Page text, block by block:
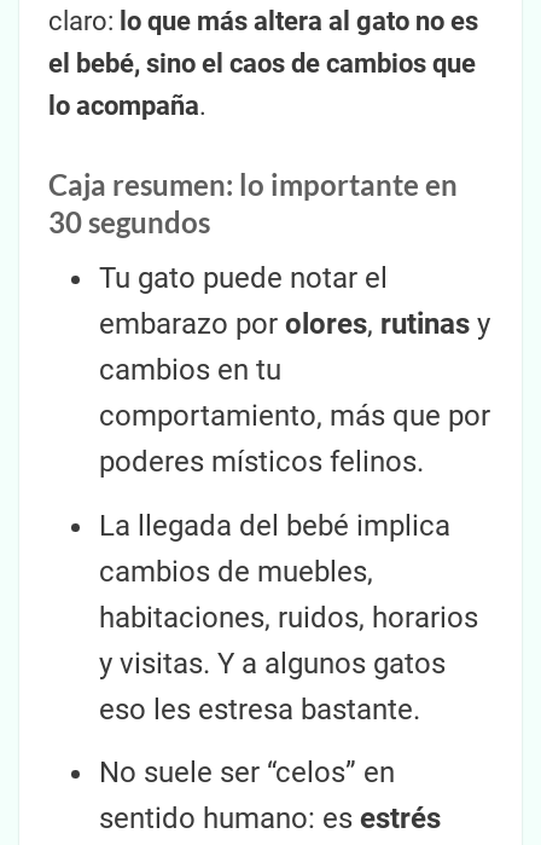
claro: lo que más altera al gato no es
el bebé, sino el caos de cambios que
lo acompaña.
Caja resumen: lo importante en
30 segundos
Tu gato puede notar el
embarazo por olores, rutinas y
cambios en tu
comportamiento, más que por
poderes místicos felinos.
La llegada del bebé implica
cambios de muebles,
habitaciones, ruidos, horarios
y visitas. Y a algunos gatos
eso les estresa bastante.
No suele ser “celos” en
sentido humano: es estrés